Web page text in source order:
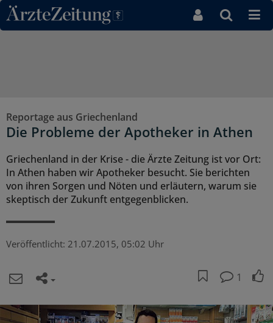
Direkt zum Inhaltsbereich
Reportage aus Griechenland
Die Probleme der Apotheker in Athen
Griechenland in der Krise - die Ärzte Zeitung ist vor Ort:
In Athen haben wir Apotheker besucht. Sie berichten
von ihren Sorgen und Nöten und erläutern, warum sie
skeptisch der Zukunft entgegenblicken.
Veröffentlicht: 21.07.2015, 05:02 Uhr
1